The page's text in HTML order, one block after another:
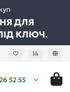
ДЛЯ
КЛЮЧ.
52 55